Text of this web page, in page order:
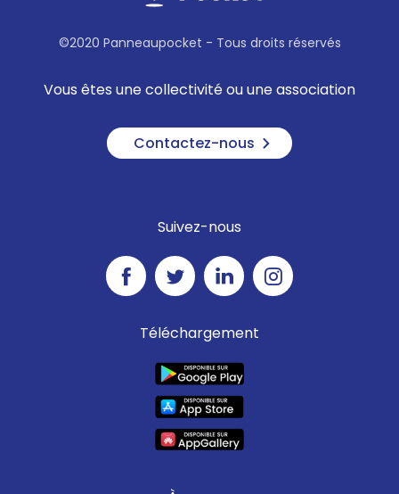
©2020 Panneaupocket - Tous droits réservés
Vous êtes une collectivité ou une association
Contactez-nous
Suivez-nous
Téléchargement